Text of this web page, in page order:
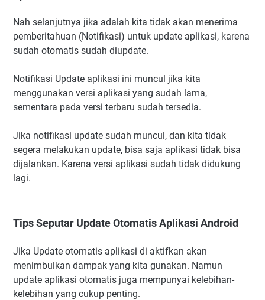
Nah selanjutnya jika adalah kita tidak akan menerima
pemberitahuan (Notifikasi) untuk update aplikasi, karena
sudah otomatis sudah diupdate.
Notifikasi Update aplikasi ini muncul jika kita
menggunakan versi aplikasi yang sudah lama,
sementara pada versi terbaru sudah tersedia.
Jika notifikasi update sudah muncul, dan kita tidak
segera melakukan update, bisa saja aplikasi tidak bisa
dijalankan. Karena versi aplikasi sudah tidak didukung
lagi.
Tips Seputar Update Otomatis Aplikasi Android
Jika Update otomatis aplikasi di aktifkan akan
menimbulkan dampak yang kita gunakan. Namun
update aplikasi otomatis juga mempunyai kelebihan-
kelebihan yang cukup penting.